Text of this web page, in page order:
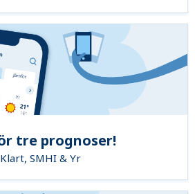
tre prognoser!
Klart, SMHI & Yr